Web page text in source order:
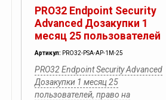
PRO32 Endpoint Security
Advanced Дозакупки 1
месяц 25 пользователей
Артикул: PRO32-PSA-AP-1M-25
PRO32 Endpoint Security Advanced
Дозакупки 1 месяц 25
пользователей, право на